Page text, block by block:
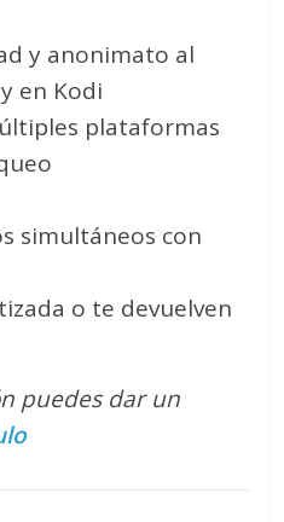
y anonimato al
en Kodi
plataformas
simultáneos con
o te devuelven
puedes dar un